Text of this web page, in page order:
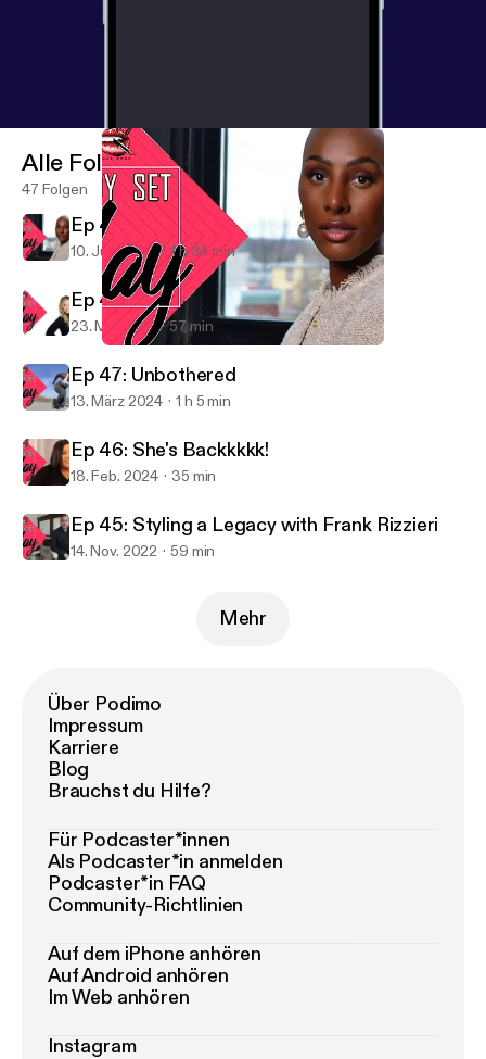
Ready Set Slay
Alle Folgen
47 Folgen
Ep 49: Journalism & Journeys
10. Juni 2024 1 h 34 min
Ep 48: Beauty with Purpose
23. Mai 2024 57 min
Ep 47: Unbothered
13. März 2024 1 h 5 min
Ep 46: She's Backkkkk!
18. Feb. 2024 35 min
Ep 45: Styling a Legacy with Frank Rizzieri
14. Nov. 2022 59 min
Mehr
Über Podimo
Impressum
Karriere
Blog
Brauchst du Hilfe?
Für Podcaster*innen
Als Podcaster*in anmelden
Podcaster*in FAQ
Community-Richtlinien
Auf dem iPhone anhören
Auf Android anhören
Im Web anhören
Instagram